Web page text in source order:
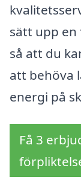
sätt upp
så att du
att behöva
energi på
Få 3